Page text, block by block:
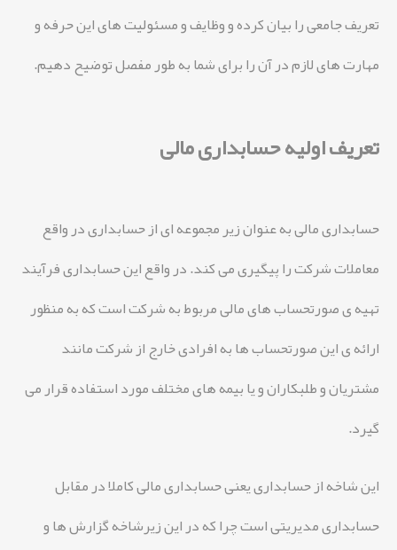
تعریف جامعی را بیان کرده و وظایف و مسئولیت های این حرفه و
مهارت های لازم در آن را برای شما به طور مفصل توضیح دهیم.
تعریف اولیه حسابداری مالی
حسابداری مالی به عنوان زیر مجموعه ای از حسابداری در واقع
معاملات شرکت را پیگیری می کند. در واقع این حسابداری فرآیند
تهیه ی صورتحساب های مالی مربوط به شرکت است که به منظور
ارائه ی این صورتحساب ها به افرادی خارج از شرکت مانند
مشتریان و طلبکاران و یا بیمه های مختلف مورد استفاده قرار می
گیرد.
این شاخه از حسابداری یعنی حسابداری مالی کاملا در مقابل
حسابداری مدیریتی است چرا که در این زیرشاخه گزارش ها و